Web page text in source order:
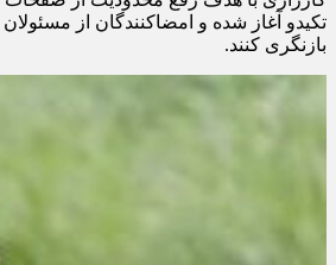
تکیدو آغاز شده و امضاکنندگان از
بازنگری کنند.